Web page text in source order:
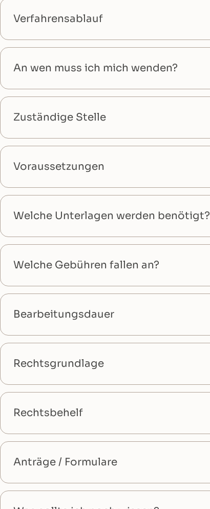
Verfahrensablauf
An wen muss ich mich wenden?
Zuständige Stelle
Voraussetzungen
Welche Unterlagen werden benötigt?
Welche Gebühren fallen an?
Bearbeitungsdauer
Rechtsgrundlage
Rechtsbehelf
Anträge / Formulare